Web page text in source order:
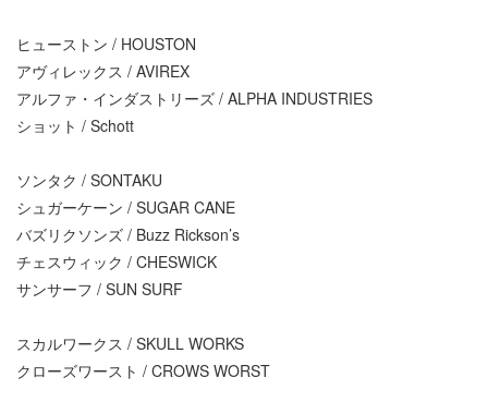
ヒューストン / HOUSTON
アヴィレックス / AVIREX
アルファ・インダストリーズ / ALPHA INDUSTRIES
ショット / Schott
ソンタク / SONTAKU
シュガーケーン / SUGAR CANE
バズリクソンズ / Buzz Rickson’s
チェスウィック / CHESWICK
サンサーフ / SUN SURF
スカルワークス / SKULL WORKS
クローズワースト / CROWS WORST